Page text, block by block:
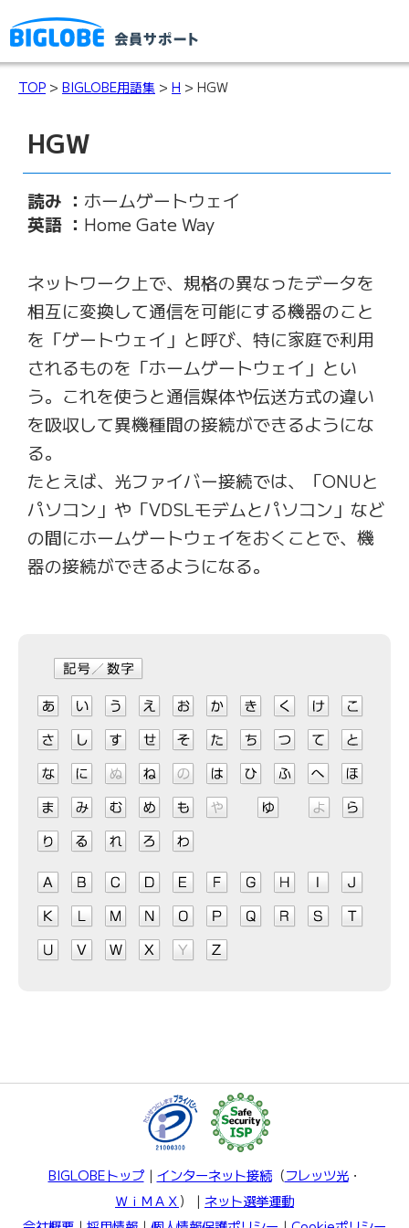
TOP > BIGLOBE用語集 > H > HGW
HGW
読み ： ホームゲートウェイ
英語 ： Home Gate Way
ネットワーク上で、規格の異なったデータを
相互に変換して通信を可能にする機器のこと
を「ゲートウェイ」と呼び、特に家庭で利用
されるものを「ホームゲートウェイ」とい
う。これを使うと通信媒体や伝送方式の違い
を吸収して異機種間の接続ができるようにな
る。
たとえば、光ファイバー接続では、「ONUと
パソコン」や「VDSLモデムとパソコン」など
の間にホームゲートウェイをおくことで、機
器の接続ができるようになる。
BIGLOBEトップ｜ インターネット接続（フレッツ光・
ＷｉＭＡＸ）｜ ネット選挙運動